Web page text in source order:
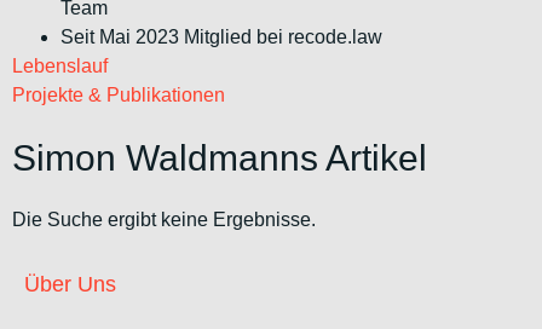
Team
Seit Mai 2023 Mitglied bei recode.law
Lebenslauf
Projekte & Publikationen
Simon Waldmanns Artikel
Die Suche ergibt keine Ergebnisse.
Über Uns